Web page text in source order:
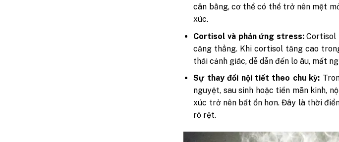
cân bằng, cơ thể có thể trở nên mệt
xúc.
Cortisol và phản ứng stress:Cortisol
căng thẳng. Khi cortisol tăng cao
thái cảnh giác, dễ dẫn đến lo âu, mất
Sự thay đổi nội tiết theo chu kỳ:
nguyệt, sau sinh hoặc tiền mãn kinh,
xúc trở nên bất ổn hơn. Đây là thời
rõ rệt.